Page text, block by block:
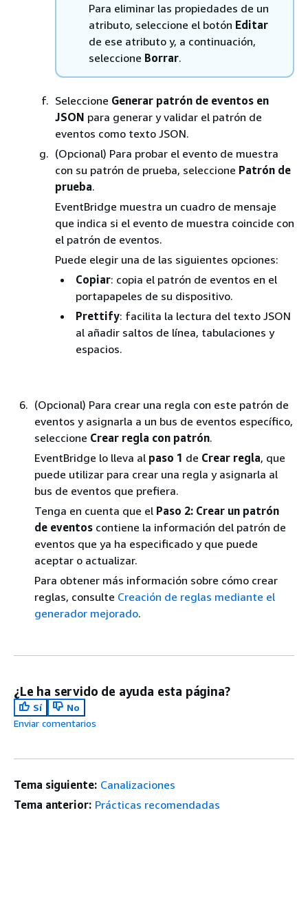
Para eliminar las propiedades de un
atributo, seleccione el botón Editar
de ese atributo y, a continuación,
seleccione Borrar.
Seleccione Generar patrón de eventos en
JSON para generar y validar el patrón de
eventos como texto JSON.
(Opcional) Para probar el evento de muestra
con su patrón de prueba, seleccione Patrón de
prueba.
EventBridge muestra un cuadro de mensaje
que indica si el evento de muestra coincide con
el patrón de eventos.
Puede elegir una de las siguientes opciones:
Copiar: copia el patrón de eventos en el
portapapeles de su dispositivo.
Prettify: facilita la lectura del texto JSON
al añadir saltos de línea, tabulaciones y
espacios.
(Opcional) Para crear una regla con este patrón de
eventos y asignarla a un bus de eventos específico,
seleccione Crear regla con patrón.
EventBridge lo lleva al paso 1 de Crear regla, que
puede utilizar para crear una regla y asignarla al
bus de eventos que prefiera.
Tenga en cuenta que el Paso 2: Crear un patrón
de eventos contiene la información del patrón de
eventos que ya ha especificado y que puede
aceptar o actualizar.
Para obtener más información sobre cómo crear
reglas, consulte Creación de reglas mediante el
generador mejorado.
¿Le ha servido de ayuda esta página?
Sí
No
Enviar comentarios
Tema siguiente: Canalizaciones
Tema anterior: Prácticas recomendadas